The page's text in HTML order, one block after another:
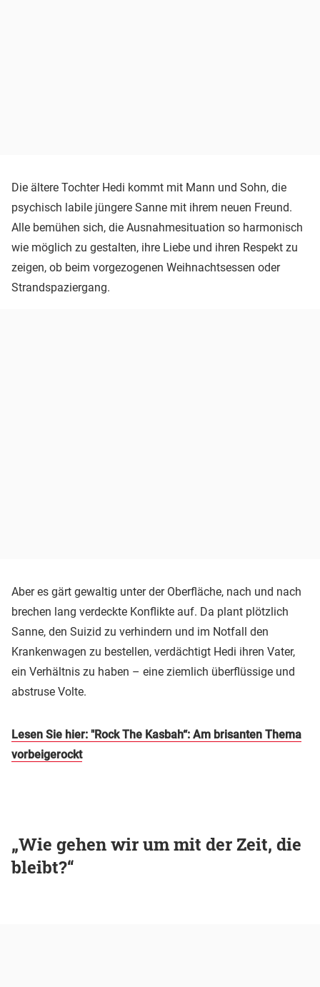
Die ältere Tochter Hedi kommt mit Mann und Sohn, die
psychisch labile jüngere Sanne mit ihrem neuen Freund.
Alle bemühen sich, die Ausnahmesituation so harmonisch
wie möglich zu gestalten, ihre Liebe und ihren Respekt zu
zeigen, ob beim vorgezogenen Weihnachtsessen oder
Strandspaziergang.
Aber es gärt gewaltig unter der Oberfläche, nach und nach
brechen lang verdeckte Konflikte auf. Da plant plötzlich
Sanne, den Suizid zu verhindern und im Notfall den
Krankenwagen zu bestellen, verdächtigt Hedi ihren Vater,
ein Verhältnis zu haben – eine ziemlich überflüssige und
abstruse Volte.
Lesen Sie hier: "Rock The Kasbah“: Am brisanten Thema
vorbeigerockt
„Wie gehen wir um mit der Zeit, die
bleibt?“